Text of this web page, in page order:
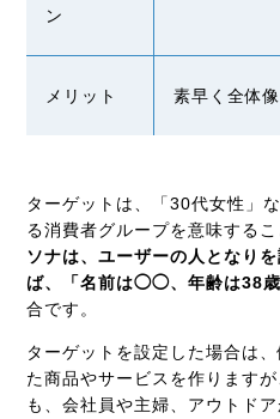
ン
メリット 素早く全体
ターゲットは、「30代女性」
る消費者グループを意味する
ソナは、ユーザーの人となり
ば、「名前は◯◯、年齢は38
合です。
ターゲットを設定した場合は
た商品やサービスを作ります
も、会社員や主婦、アウトド